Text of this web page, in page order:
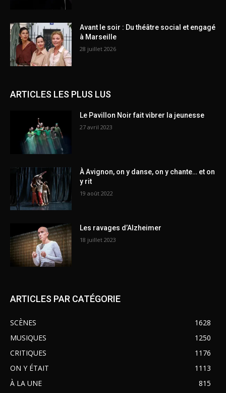
Avant le soir : Du théâtre social et engagé
à Marseille
28 juillet 2026
ARTICLES LES PLUS LUS
Le Pavillon Noir fait vibrer la jeunesse
27 avril 2023
À Avignon, on y danse, on y chante… et on
y rit
19 août 2022
Les ravages d’Alzheimer
18 juillet 2023
ARTICLES PAR CATÉGORIE
SCÈNES
1628
MUSIQUES
1250
CRITIQUES
1176
ON Y ÉTAIT
1113
À LA UNE
815